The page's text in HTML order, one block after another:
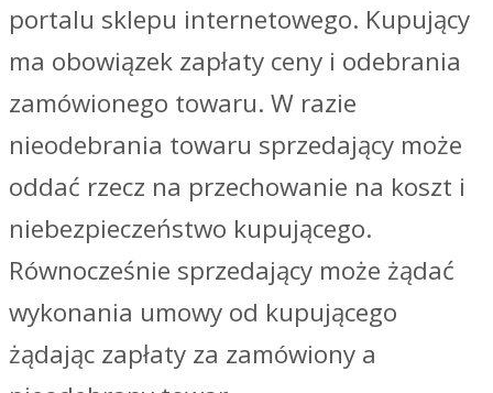
portalu sklepu internetowego. Kupujący
ma obowiązek zapłaty ceny i odebrania
zamówionego towaru. W razie
nieodebrania towaru sprzedający może
oddać rzecz na przechowanie na koszt i
niebezpieczeństwo kupującego.
Równocześnie sprzedający może żądać
wykonania umowy od kupującego
żądając zapłaty za zamówiony a